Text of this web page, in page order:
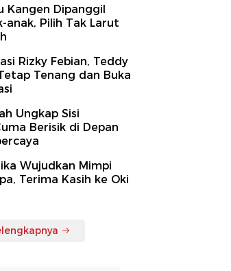
Kangen Dipanggil
anak, Pilih Tak Larut
Rizky Febian, Teddy
Tenang dan Buka
Ungkap Sisi
Berisik di Depan
Wujudkan Mimpi
Terima Kasih ke Oki